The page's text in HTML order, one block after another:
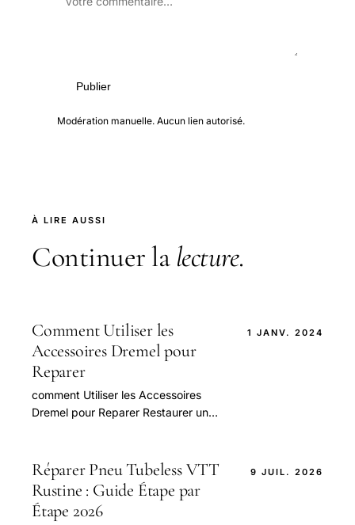
Publier
Modération manuelle. Aucun lien autorisé.
À LIRE AUSSI
Continuer la lecture.
Comment Utiliser les
Accessoires Dremel pour
Reparer
comment Utiliser les Accessoires
Dremel pour Reparer Restaurer un
1 JANV. 2024
Réparer Pneu Tubeless VTT
Rustine : Guide Étape par
Étape 2026
9 JUIL. 2026